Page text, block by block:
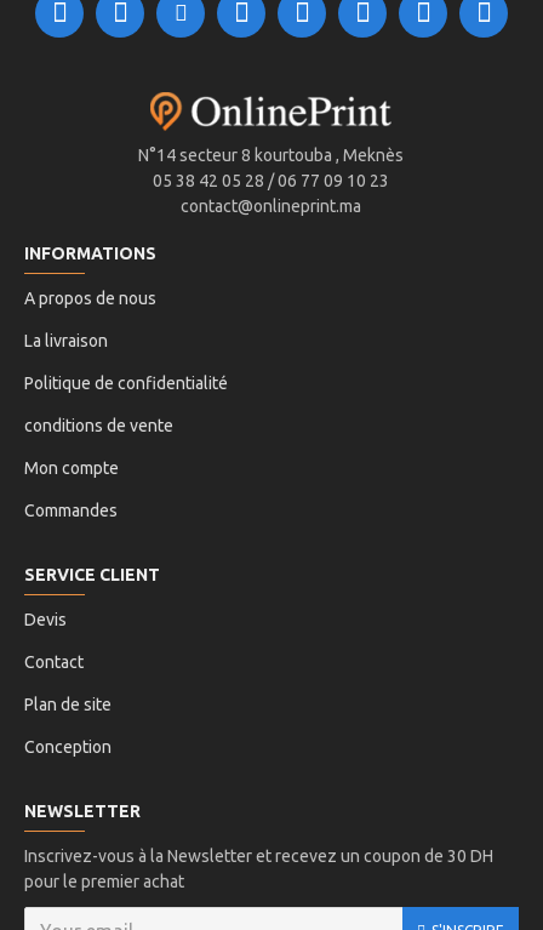
N°14 secteur 8 kourtouba , Meknès
05 38 42 05 28 / 06 77 09 10 23
contact@onlineprint.ma
INFORMATIONS
A propos de nous
La livraison
Politique de confidentialité
conditions de vente
Mon compte
Commandes
SERVICE CLIENT
Devis
Contact
Plan de site
Conception
NEWSLETTER
Inscrivez-vous à la Newsletter et recevez un coupon de 30 DH
pour le premier achat